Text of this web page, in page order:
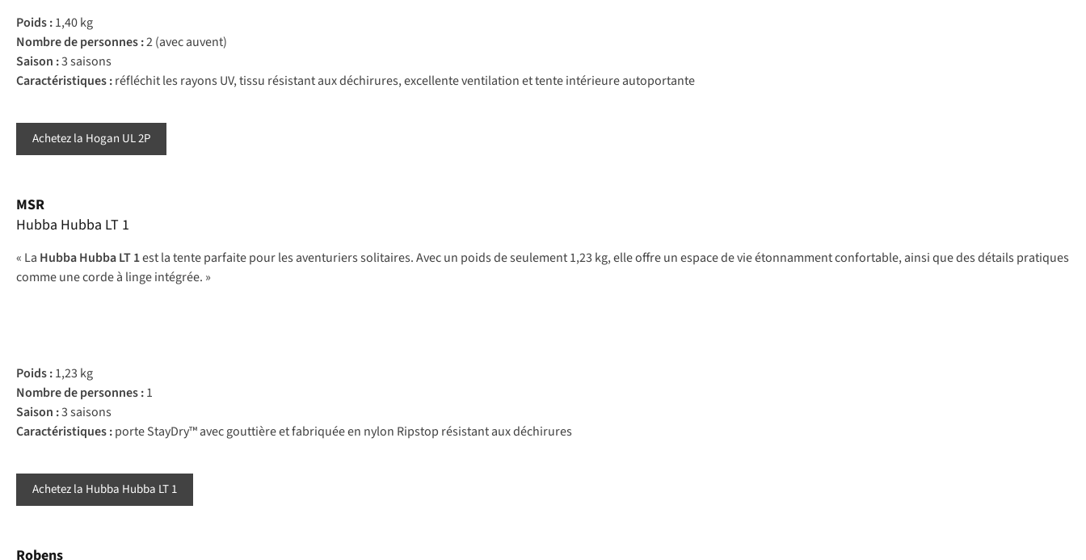
Poids :1,40 kg
Nombre de personnes :2 (avec auvent)
Saison :3 saisons
Caractéristiques :réfléchit les rayons UV, tissu résistant aux déchirures, excellente ventilation et tente intérieure autoportante
Achetez la Hogan UL 2P
MSR
Hubba Hubba LT 1
« La Hubba Hubba LT 1est la tente parfaite pour les aventuriers solitaires. Avec un poids de seulement 1,23 kg, elle offre un espace de vie étonnamment confortable, ainsi que des détails pratiques
comme une corde à linge intégrée. »
Poids :1,23 kg
Nombre de personnes :1
Saison :3 saisons
Caractéristiques :porte StayDry™ avec gouttière et fabriquée en nylon Ripstop résistant aux déchirures
Achetez la Hubba Hubba LT 1
Robens